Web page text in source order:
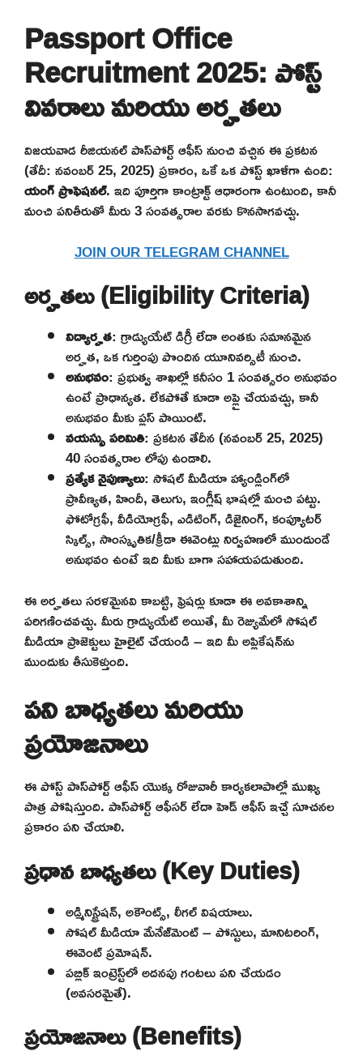
Passport Office
Recruitment 2025: పోస్ట్
వివరాలు మరియు అర్హతలు
విజయవాడ రీజియనల్ పాస్‌పోర్ట్ ఆఫీస్ నుంచి వచ్చిన ఈ ప్రకటన
(తేదీ: నవంబర్ 25, 2025) ప్రకారం, ఒకే ఒక పోస్ట్ ఖాళీగా ఉంది:
యంగ్ ప్రొఫెషనల్. ఇది పూర్తిగా కాంట్రాక్ట్ ఆధారంగా ఉంటుంది, కానీ
మంచి పనితీరుతో మీరు 3 సంవత్సరాల వరకు కొనసాగవచ్చు.
JOIN OUR TELEGRAM CHANNEL
అర్హతలు (Eligibility Criteria)
విద్యార్హత: గ్రాడ్యుయేట్ డిగ్రీ లేదా అంతకు సమానమైన
అర్హత, ఒక గుర్తింపు పొందిన యూనివర్సిటీ నుంచి.
అనుభవం: ప్రభుత్వ శాఖల్లో కనీసం 1 సంవత్సరం అనుభవం
ఉంటే ప్రాధాన్యత. లేకపోతే కూడా అప్లై చేయవచ్చు, కానీ
అనుభవం మీకు ప్లస్ పాయింట్.
వయస్సు పరిమితి: ప్రకటన తేదీన (నవంబర్ 25, 2025)
40 సంవత్సరాల లోపు ఉండాలి.
ప్రత్యేక నైపుణ్యాలు: సోషల్ మీడియా హ్యాండ్లింగ్‌లో
ప్రావీణ్యత, హిందీ, తెలుగు, ఇంగ్లీష్ భాషల్లో మంచి పట్టు.
ఫోటోగ్రఫీ, వీడియోగ్రఫీ, ఎడిటింగ్, డిజైనింగ్, కంప్యూటర్
స్కిల్స్, సాంస్కృతిక/క్రీడా ఈవెంట్లు నిర్వహణలో ముందుండే
అనుభవం ఉంటే ఇది మీకు బాగా సహాయపడుతుంది.
ఈ అర్హతలు సరళమైనవి కాబట్టి, ఫ్రెషర్లు కూడా ఈ అవకాశాన్ని
పరిగణించవచ్చు. మీరు గ్రాడ్యుయేట్ అయితే, మీ రెజ్యుమే‌లో సోషల్
మీడియా ప్రాజెక్టులు హైలైట్ చేయండి – ఇది మీ అప్లికేషన్‌ను
ముందుకు తీసుకెళ్తుంది.
పని బాధ్యతలు మరియు
ప్రయోజనాలు
ఈ పోస్ట్ పాస్‌పోర్ట్ ఆఫీస్ యొక్క రోజువారీ కార్యకలాపాల్లో ముఖ్య
పాత్ర పోషిస్తుంది. పాస్‌పోర్ట్ ఆఫీసర్ లేదా హెడ్ ఆఫీస్ ఇచ్చే సూచనల
ప్రకారం పని చేయాలి.
ప్రధాన బాధ్యతలు (Key Duties)
అడ్మినిస్ట్రేషన్, అకౌంట్స్, లీగల్ విషయాలు.
సోషల్ మీడియా మేనేజ్‌మెంట్ – పోస్టులు, మానిటరింగ్,
ఈవెంట్ ప్రమోషన్.
పబ్లిక్ ఇంట్రెస్ట్‌లో అదనపు గంటలు పని చేయడం
(అవసరమైతే).
ప్రయోజనాలు (Benefits)